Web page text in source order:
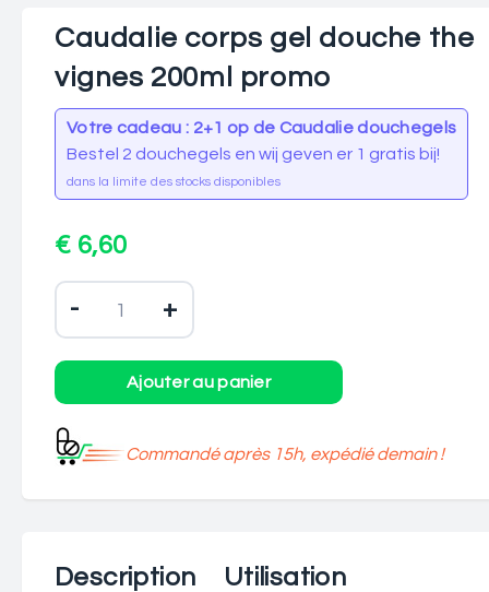
Caudalie corps gel douche the
vignes 200ml promo
Votre cadeau : 2+1 op de Caudalie douchegels
Bestel 2 douchegels en wij geven er 1 gratis bij!
dans la limite des stocks disponibles
€ 6,60
- +
Commandé après 15h, expédié demain !
Description
Utilisation